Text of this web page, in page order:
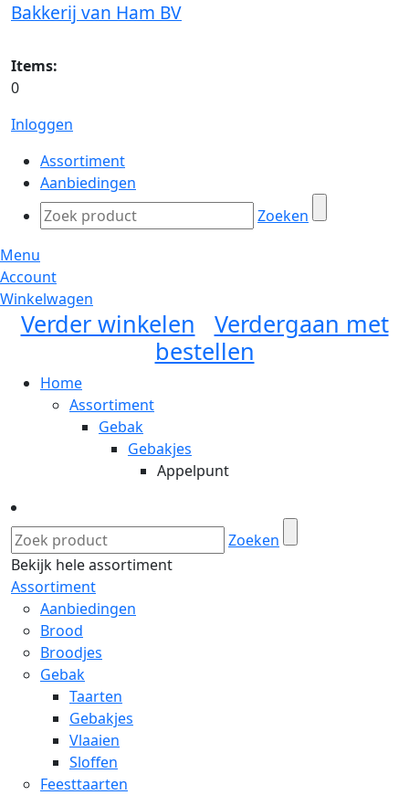
Bakkerij van Ham BV
Items:
0
Inloggen
Assortiment
Aanbiedingen
Zoeken
Menu
Account
Winkelwagen
Verder winkelen
Verdergaan met
bestellen
Home
Assortiment
Gebak
Gebakjes
Appelpunt
Zoeken
Bekijk hele assortiment
Assortiment
Aanbiedingen
Brood
Broodjes
Gebak
Taarten
Gebakjes
Vlaaien
Sloffen
Feesttaarten